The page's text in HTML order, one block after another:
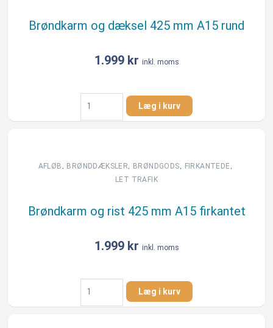
Brøndkarm og dæksel 425 mm A15 rund
1.999 kr inkl. moms
Brøndkarm
og
dæksel
A15
Læg i kurv
AFLØB , BRØNDDÆKSLER, BRØNDGODS, FIRKANTEDE,
LET TRAFIK
Brøndkarm og rist 425 mm A15 firkantet
1.999 kr inkl. moms
Brøndkarm
og
rist
Læg i kurv